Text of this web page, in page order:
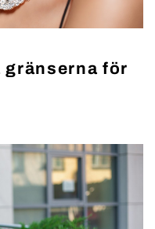
gränserna för